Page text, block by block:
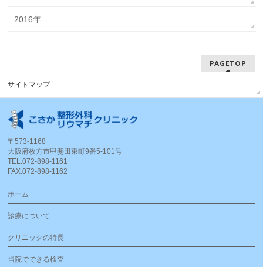
2016年
PAGETOP
サイトマップ
〒573-1168
大阪府枚方市甲斐田東町9番5-101号
TEL:072-898-1161
FAX:072-898-1162
ホーム
診療について
クリニックの特長
当院でできる検査